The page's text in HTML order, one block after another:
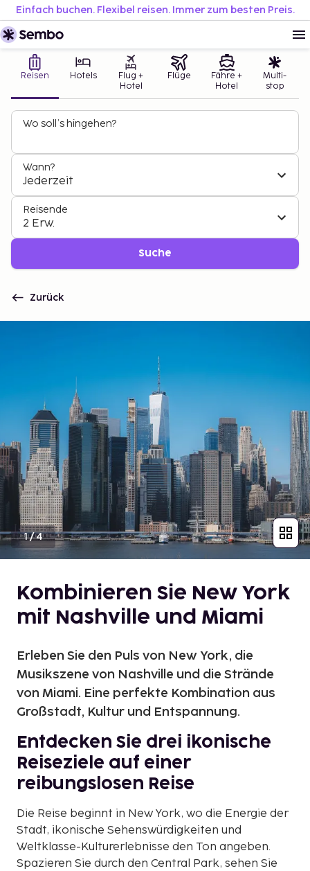
Einfach buchen. Flexibel reisen. Immer zum besten Preis.
Reisen Hotels
Flug +
Hotel
Flüge
Fähre +
Hotel
Multi-
stop
Wo soll’s hingehen?
Wann?
Jederzeit
Reisende
2 Erw.
Suche
Zurück
1/4
Kombinieren Sie New York
mit Nashville und Miami
Erleben Sie den Puls von New York, die
Musikszene von Nashville und die Strände
von Miami. Eine perfekte Kombination aus
Großstadt, Kultur und Entspannung.
Entdecken Sie drei ikonische
Reiseziele auf einer
reibungslosen Reise
Die Reise beginnt in New York, wo die Energie der
Stadt, ikonische Sehenswürdigkeiten und
Weltklasse-Kulturerlebnisse den Ton angeben.
Spazieren Sie durch den Central Park, sehen Sie